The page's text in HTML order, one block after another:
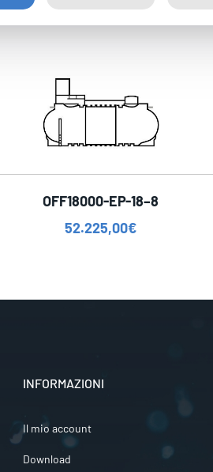
OFF18000-EP-18–8
52.225,00€
INFORMAZIONI
Il mio account
Download